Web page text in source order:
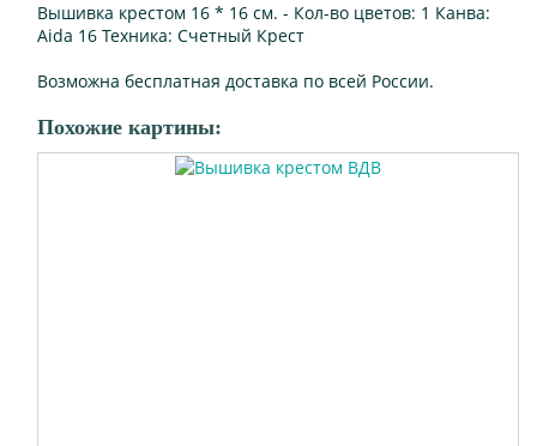
Вышивка крестом 16 * 16 см. - Кол-во цветов: 1 Канва:
Aida 16 Техника: Счетный Крест
Возможна бесплатная доставка по всей России.
Похожие картины: